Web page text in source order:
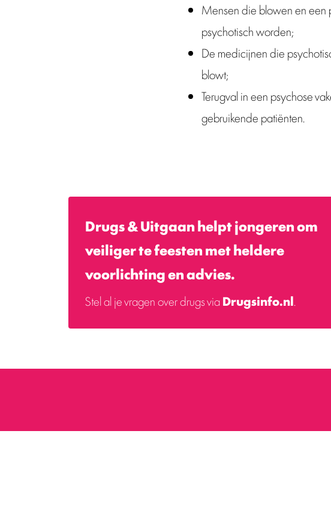
Mensen die blowen en een
psychotisch worden;
De medicijnen die
blowt;
Terugval in een psychose
gebruikende patiënten.
Drugs & Uitgaan helpt jongeren om
veiliger te feesten met heldere
voorlichting en advies.
Stel al je vragen over drugs viaDrugsinfo.nl.